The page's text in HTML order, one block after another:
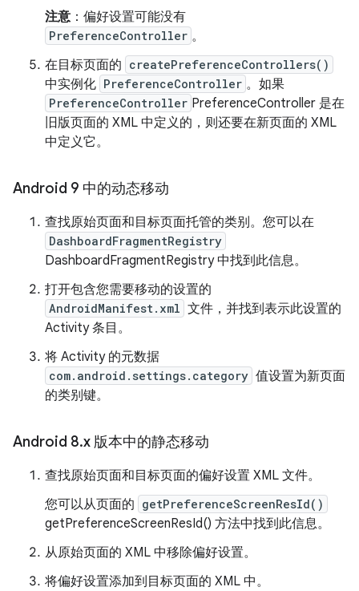
注意：偏好设置可能没有
PreferenceController 。
在目标页面的 createPreferenceControllers()
中实例化 PreferenceController 。如果
PreferenceController PreferenceController 是在
旧版页面的 XML 中定义的，则还要在新页面的 XML
中定义它。
Android 9 中的动态移动
查找原始页面和目标页面托管的类别。您可以在
DashboardFragmentRegistry
DashboardFragmentRegistry 中找到此信息。
打开包含您需要移动的设置的
AndroidManifest.xml 文件，并找到表示此设置的
Activity 条目。
将 Activity 的元数据
com.android.settings.category 值设置为新页面
的类别键。
Android 8.x 版本中的静态移动
查找原始页面和目标页面的偏好设置 XML 文件。
您可以从页面的 getPreferenceScreenResId()
getPreferenceScreenResId() 方法中找到此信息。
从原始页面的 XML 中移除偏好设置。
将偏好设置添加到目标页面的 XML 中。